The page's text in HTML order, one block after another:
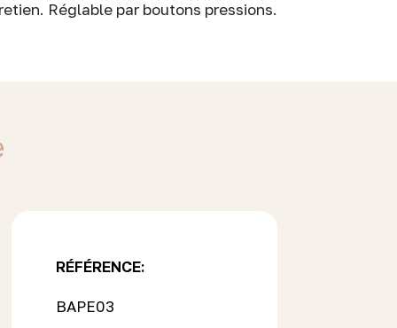
Réglable par boutons pressions.
RÉFÉRENCE:
BAPE03